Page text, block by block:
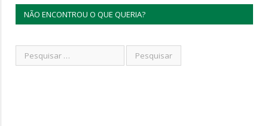
NÃO ENCONTROU O QUE QUERIA?